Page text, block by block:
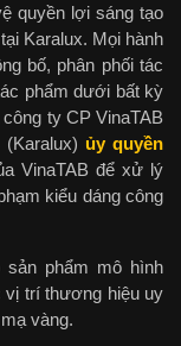
quyền lợi sáng tạo
Karalux. Mọi hành
bố, phân phối tác
phẩm dưới bất kỳ
ty CP VinaTAB
ủy quyền
VinaTAB để xử lý
kiểu dáng công
phẩm mô hình
vị trí thương hiệu uy
vàng.